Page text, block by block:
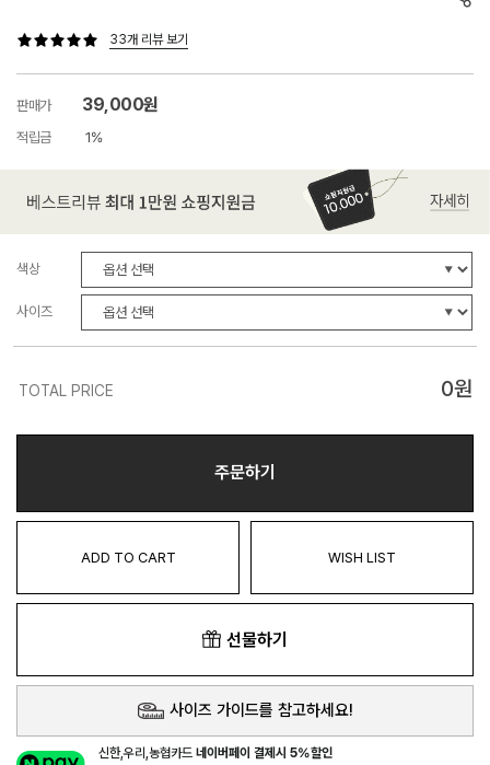
33개 리뷰 보기
판매가 39,000원
적립금 1%
색상
사이즈
TOTAL PRICE 0원
주문하기
ADD TO CART WISH LIST
선물하기
사이즈 가이드를 참고하세요!
신한,우리,농협카드네이버페이 결제시 5%할인